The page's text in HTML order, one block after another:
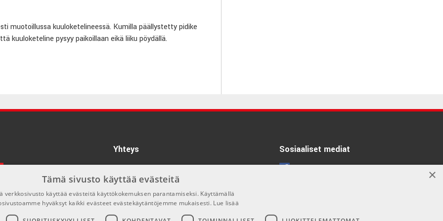
muotoillussa kuuloketelineessä. Kumilla päällystetty pidike
kuuloketeline pysyy paikoillaan eikä liiku pöydällä.
laatutuotteiden merkki. K&M:n jalustat tunnetaan nerokkaista
270 työlleen omistautunutta ammattilaista Saksan
vakiokalustoa.
Yhteys
info@emnordic.fi
Sosiaaliset mediat
Facebook ×
Tämä sivusto käyttää evästeitä
verkkosivusto käyttää evästeitä käyttökokemuksen parantamiseksi. Käyttämällä
hyväksyt kaikki evästeet evästekäytäntöjemme mukaisesti. Lue lisää